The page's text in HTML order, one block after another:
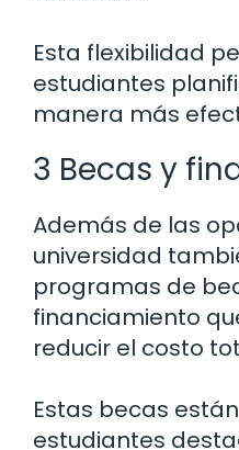
Esta flexibilidad
estudiantes
manera más
3 Becas y
Además de las
universidad
programas de
financiamiento
reducir el costo
Estas becas
estudiantes